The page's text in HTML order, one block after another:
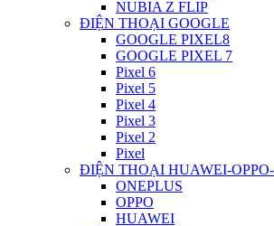
NUBIA Z FLIP
ĐIỆN THOẠI GOOGLE
GOOGLE PIXEL8
GOOGLE PIXEL 7
Pixel 6
Pixel 5
Pixel 4
Pixel 3
Pixel 2
Pixel
ĐIỆN THOẠI HUAWEI-
ONEPLUS
OPPO
HUAWEI